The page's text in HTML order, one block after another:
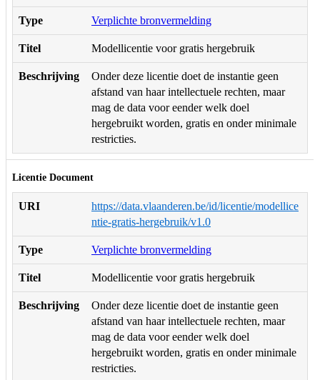
Type Verplichte bronvermelding
Titel Modellicentie voor gratis hergebruik
Beschrijving
Onder deze licentie doet de instantie geen
afstand van haar intellectuele rechten, maar
mag de data voor eender welk doel
hergebruikt worden, gratis en onder minimale
restricties.
Licentie Document
URI
https://data.vlaanderen.be/id/licentie/modellice
ntie-gratis-hergebruik/v1.0
Type Verplichte bronvermelding
Titel Modellicentie voor gratis hergebruik
Beschrijving
Onder deze licentie doet de instantie geen
afstand van haar intellectuele rechten, maar
mag de data voor eender welk doel
hergebruikt worden, gratis en onder minimale
restricties.